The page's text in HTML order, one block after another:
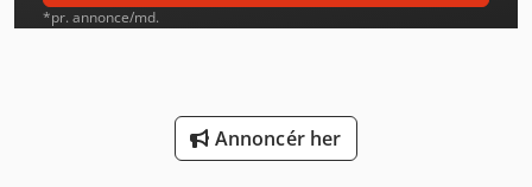
Linde L 14
Linde Reach Truck
Linde Reachstacker
*pr. annonce/md.
Annoncér her